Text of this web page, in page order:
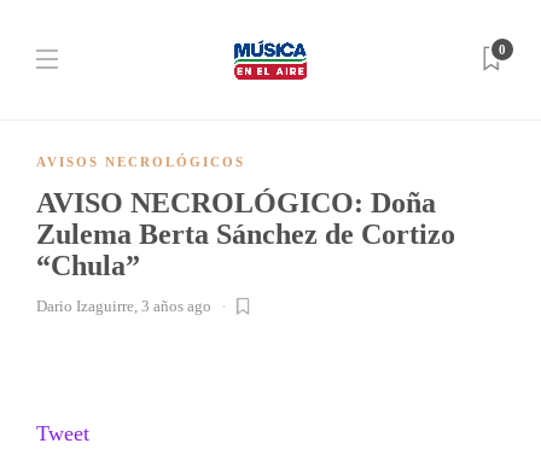
0
AVISOS NECROLÓGICOS
AVISO NECROLÓGICO: Doña
Zulema Berta Sánchez de Cortizo
“Chula”
Dario Izaguirre, 3 años ago
Tweet